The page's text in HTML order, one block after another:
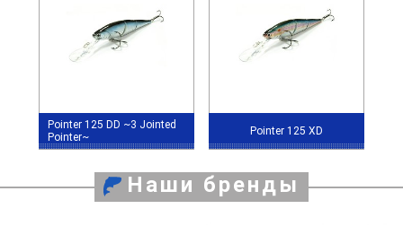
Pointer 125 DD ~3 Jointed
Pointer~
Pointer 125 XD
Наши бренды